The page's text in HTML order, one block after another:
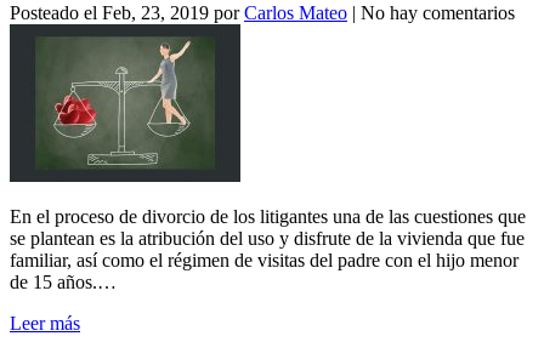
Posteado el Feb, 23, 2019 porCarlos Mateo | No hay comentarios
En el proceso de divorcio de los litigantes una de las cuestiones que
se plantean es la atribución del uso y disfrute de la vivienda que fue
familiar, así como el régimen de visitas del padre con el hijo menor
de 15 años.…
Leer más